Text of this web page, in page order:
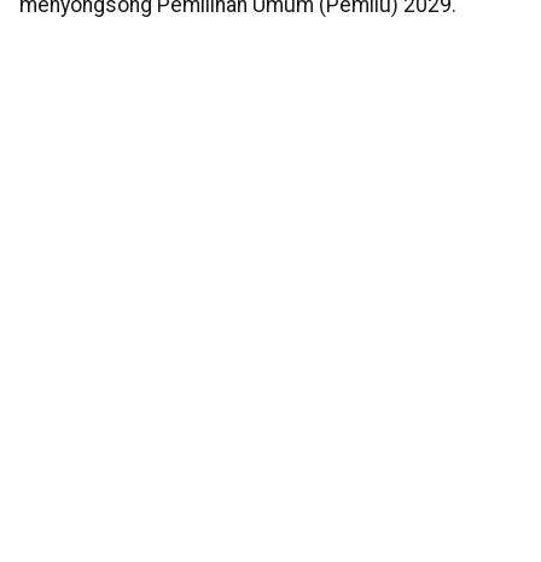
menyongsong Pemilihan Umum (Pemilu) 2029.